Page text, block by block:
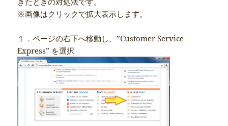
※画像はクリックで拡大表示します。
１．ページの右下へ移動し、”Customer Service
Express” を選択